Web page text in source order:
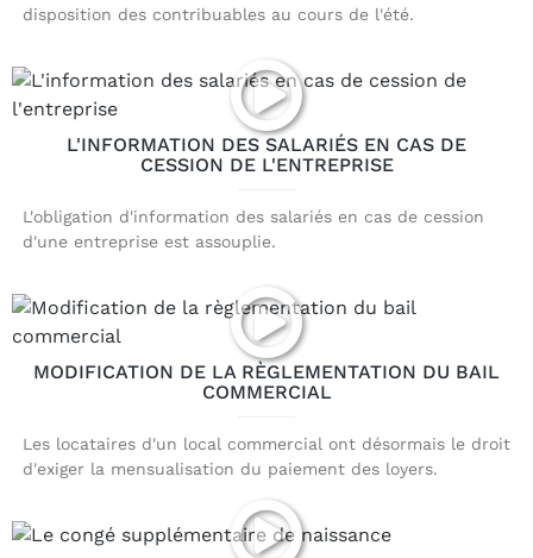
disposition des contribuables au cours de l'été.
L'INFORMATION DES SALARIÉS EN CAS DE
CESSION DE L'ENTREPRISE
L'obligation d'information des salariés en cas de cession
d'une entreprise est assouplie.
MODIFICATION DE LA RÈGLEMENTATION DU BAIL
COMMERCIAL
Les locataires d'un local commercial ont désormais le droit
d'exiger la mensualisation du paiement des loyers.